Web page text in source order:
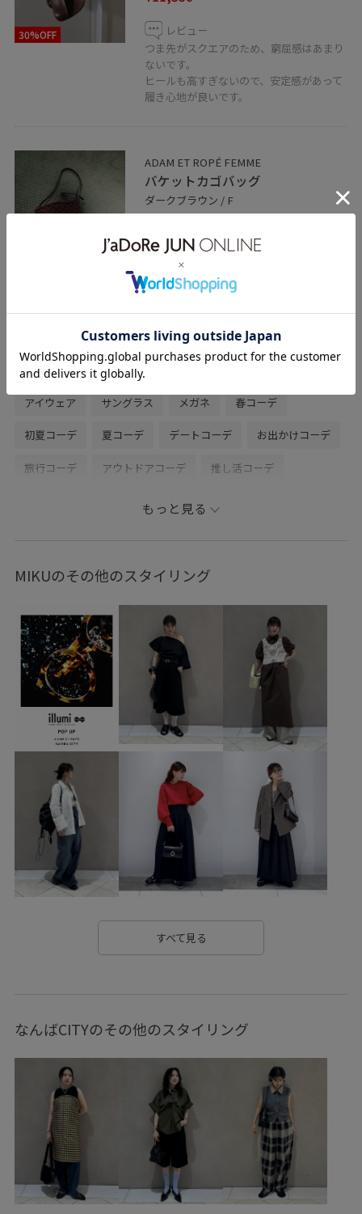
30%OFF
レビュー
つま先がスクエアのため、窮屈感はあまり
ないです。
ヒールも高すぎないので、安定感があって
履き心地が良いです。
ADAM ET ROPÉ FEMME
バケットカゴバッグ
ダークブラウン / F
¥7,150
レビュー
丈夫な素材感です。
荷物を多めに入れても安心感があります。
NOMARHYTHM TEXTILE for ADAM ET ROPE
アイウェア サングラス メガネ 春コーデ
初夏コーデ 夏コーデ デートコーデ お出かけコーデ
旅行コーデ アウトドアコーデ 推し活コーデ
父の日ギフト 母の日ギフト
混合 トップス シャツ/ブラウス
シューズ サンダル EUH36300 GAA06170
GAS76030 blouse_pickup Exclusive_GW
NOMARHYTHM TEXTILE Tシャツ
インディゴ オブジェ カジュアル カッティング
シンプル ステッチ
ストレッチデニム ストレッチ性 センタープレス
タック デニム合わせ デニム生地 トレンド
バンダナ フェイクレザー プリントTシャツ
ベーシック ポリエステル モノトーン モード
ワンピース
上品 伸縮性 別注アイテム
快適な着心地 抜け感 春夏 柔らかい素材
肌見せ 長財布
もっと見る
MIKUのその他のスタイリング
すべて見る
なんばCITYのその他のスタイリング